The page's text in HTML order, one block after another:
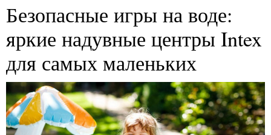
Безопасные игры на воде:
яркие надувные центры Intex
для самых маленьких